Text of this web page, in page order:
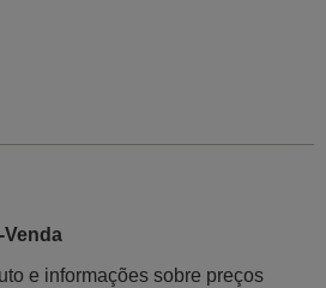
Venda
e informações sobre preços